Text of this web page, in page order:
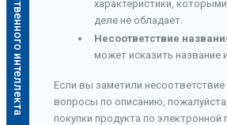
характеристики,
деле не обладает.
Несоответствие
может исказить название
Если вы заметили несоответствие
вопросы по описанию,
покупки продукта по электронной